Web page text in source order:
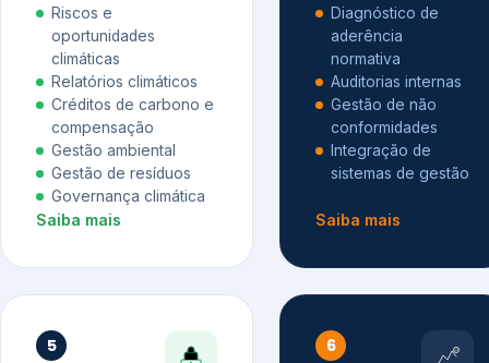
Riscos e
oportunidades
climáticas
Relatórios climáticos
Créditos de carbono e
compensação
Gestão ambiental
Gestão de resíduos
Governança climática
Saiba mais
Diagnóstico de
aderência
normativa
Auditorias internas
Gestão de não
conformidades
Integração de
sistemas de gestão
Saiba mais
5 6